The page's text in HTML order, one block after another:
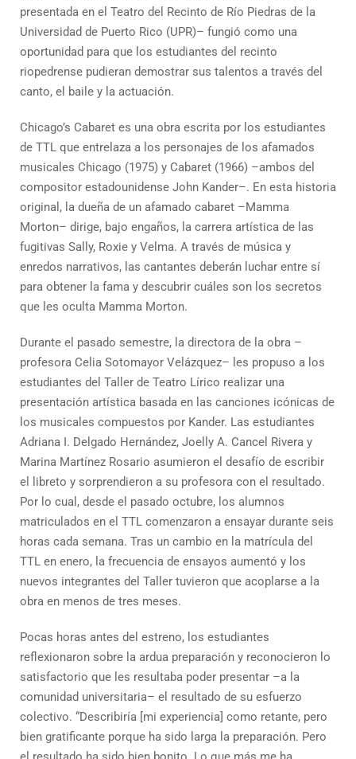
presentada en el Teatro del Recinto de Río Piedras de la
Universidad de Puerto Rico (UPR)– fungió como una
oportunidad para que los estudiantes del recinto
riopedrense pudieran demostrar sus talentos a través del
canto, el baile y la actuación.
Chicago’s Cabaret es una obra escrita por los estudiantes
de TTL que entrelaza a los personajes de los afamados
musicales Chicago (1975) y Cabaret (1966) –ambos del
compositor estadounidense John Kander–. En esta historia
original, la dueña de un afamado cabaret –Mamma
Morton– dirige, bajo engaños, la carrera artística de las
fugitivas Sally, Roxie y Velma. A través de música y
enredos narrativos, las cantantes deberán luchar entre sí
para obtener la fama y descubrir cuáles son los secretos
que les oculta Mamma Morton.
Durante el pasado semestre, la directora de la obra –
profesora Celia Sotomayor Velázquez– les propuso a los
estudiantes del Taller de Teatro Lírico realizar una
presentación artística basada en las canciones icónicas de
los musicales compuestos por Kander. Las estudiantes
Adriana I. Delgado Hernández, Joelly A. Cancel Rivera y
Marina Martínez Rosario asumieron el desafío de escribir
el libreto y sorprendieron a su profesora con el resultado.
Por lo cual, desde el pasado octubre, los alumnos
matriculados en el TTL comenzaron a ensayar durante seis
horas cada semana. Tras un cambio en la matrícula del
TTL en enero, la frecuencia de ensayos aumentó y los
nuevos integrantes del Taller tuvieron que acoplarse a la
obra en menos de tres meses.
Pocas horas antes del estreno, los estudiantes
reflexionaron sobre la ardua preparación y reconocieron lo
satisfactorio que les resultaba poder presentar –a la
comunidad universitaria– el resultado de su esfuerzo
colectivo. “Describiría [mi experiencia] como retante, pero
bien gratificante porque ha sido larga la preparación. Pero